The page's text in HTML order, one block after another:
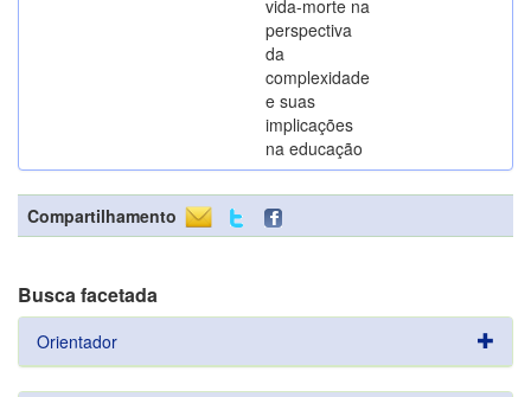
vida-morte na
perspectiva
da
complexidade
e suas
implicações
na educação
Compartilhamento
Busca facetada
Orientador